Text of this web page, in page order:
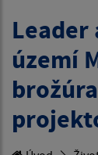
území